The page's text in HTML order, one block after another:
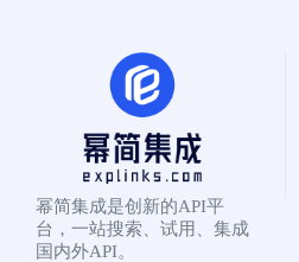
幂简集成是创新的API平
台，一站搜索、试用、集成
国内外API。